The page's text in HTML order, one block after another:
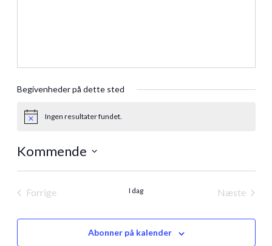
Begivenheder på dette sted
NoticeIngen resultater fundet.
Kommende
Vælg
Forrige
I dag
Næste
Abonner på kalender